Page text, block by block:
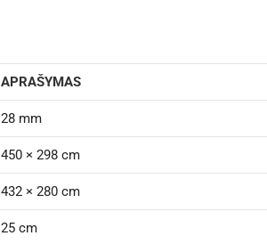
APRAŠYMAS
28 mm
450 × 298 cm
432 × 280 cm
25 cm